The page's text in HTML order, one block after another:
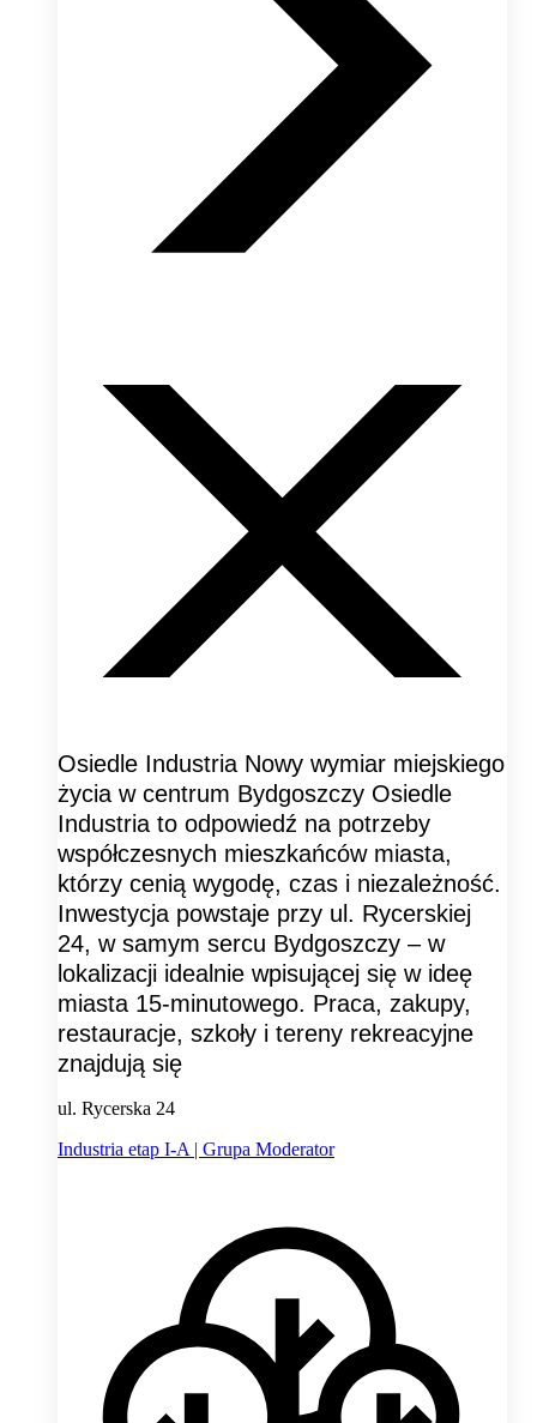
Osiedle Industria Nowy wymiar miejskiego
życia w centrum Bydgoszczy Osiedle
Industria to odpowiedź na potrzeby
współczesnych mieszkańców miasta,
którzy cenią wygodę, czas i niezależność.
Inwestycja powstaje przy ul. Rycerskiej
24, w samym sercu Bydgoszczy – w
lokalizacji idealnie wpisującej się w ideę
miasta 15-minutowego. Praca, zakupy,
restauracje, szkoły i tereny rekreacyjne
znajdują się
ul. Rycerska 24
Industria etap I-A | Grupa Moderator